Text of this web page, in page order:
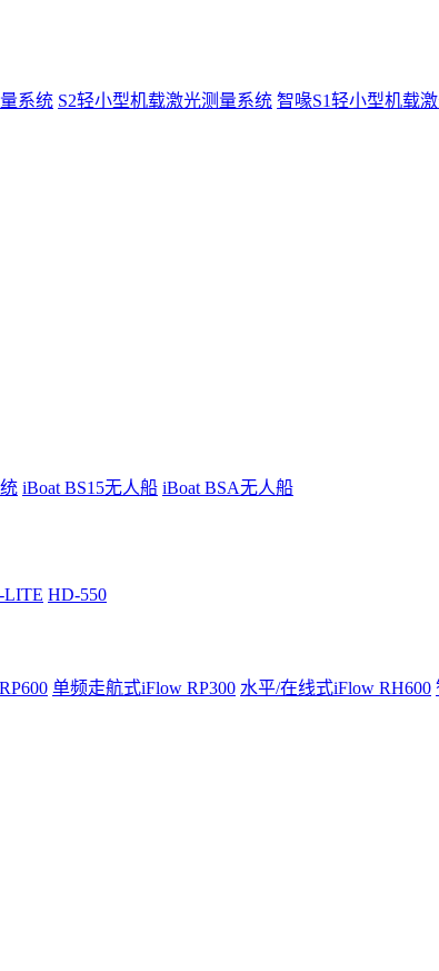
系统 S2轻小型机载激光测量系统 智喙S1轻小型机载
iBoat BS15无人船 iBoat BSA无人船
LITE HD-550
单频走航式iFlow RP300 水平/在线式iFlow RH600